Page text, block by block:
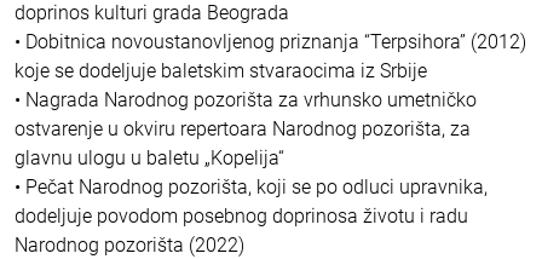
doprinos kulturi grada Beograda
• Dobitnica novoustanovljenog priznanja “Terpsihora” (2012)
koje se dodeljuje baletskim stvaraocima iz Srbije
• Nagrada Narodnog pozorišta za vrhunsko umetničko
ostvarenje u okviru repertoara Narodnog pozorišta, za
glavnu ulogu u baletu „Kopelija“
• Pečat Narodnog pozorišta, koji se po odluci upravnika,
dodeljuje povodom posebnog doprinosa životu i radu
Narodnog pozorišta (2022)